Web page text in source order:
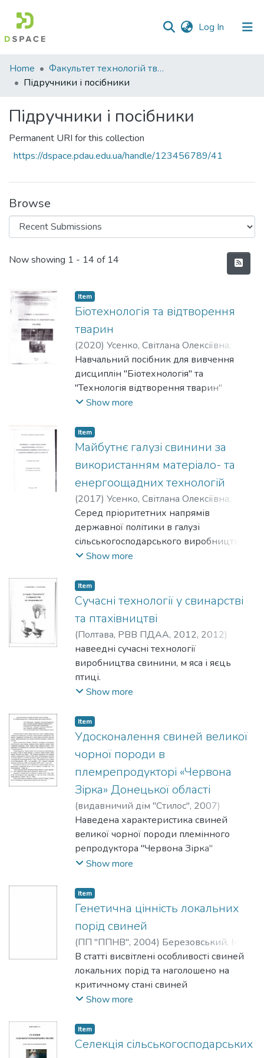
Log In (current)
Communities
&
All of DSpace
Statistics
Home
Факультет технологій тваринництва та продовольства
Підручники і посібники
Підручники і посібники
Permanent URI for this collection
https://dspace.pdau.edu.ua/handle/123456789/41
Browse
Recent Submissions
Now showing 1 - 14 of 14
Item
Біотехнологія та відтворення
тварин
(2020) Усенко, Світлана Олексіївна;
Васильєва, Ольга Олександрівна
Навчальний посібник для вивчення
дисциплін "Біотехнологія" та
"Технологія відтворення тварин"
здобувачами вищої освіти ІІ-ІV рівнів
виробництва і переробки продукції
тваринництва".
Show more
Item
Майбутнє галузі свинини за
використанням матеріало- та
енергоощадних технологій
(2017) Усенко, Світлана Олексіївна;
Шостя, Анатолій Михайлович;
Інга Володимирівна ;Цибенко,
Володимир Григорович ;Слинько,
Віктор Григорович
Серед пріоритетних напрямів
державної політики в галузі
сільськогосподарського виробництва є
перехід на енергозберігаючі та
системи виробництва продукції
тваринництва.
Show more
Item
Сучасні технології у свинарстві
та птахівництві
(Полтава, РВВ ПДАА, 2012, 2012)
Войтенко, Світлана Леонідівна
Васильєва, Ольга Олександрівна
навеедні сучасні технології
виробництва свинини, м яса і яєць
птиці.
Show more
Item
Удосконалення свиней великої
чорної породи в
племрепродукторі «Червона
Зірка» Донецької області
(видавничий дім "Стилос", 2007)
Прокопенко, Олена Валентинівна;
Войтенко, Світлана Леонідівна
Наведена характеристика свиней
великої чорної породи племінного
репродуктора "Червона Зірка"
Донецької області та методи
внутрішньопородної селекції
Show more
Item
Генетична цінність локальних
порід свиней
(ПП "ППНВ", 2004)
;Войтенко, Світлана Леонідівна
В статті висвітлені особливості свиней
локальних порід та наголошено на
критичному стані свиней
миргородської і великої чорної порід
Show more
Item
Селекція сільськогосподарських